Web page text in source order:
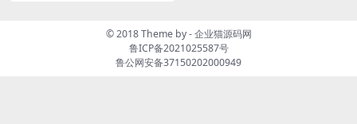
© 2018 Theme by -企业猫源码网
鲁ICP备2021025587号
鲁公网安备37150202000949